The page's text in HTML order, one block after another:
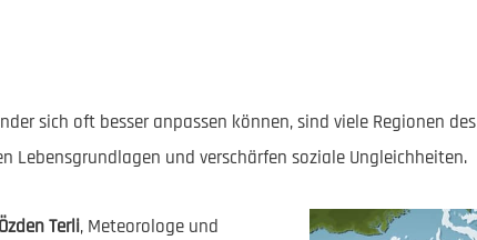
sich oft besser anpassen können, sind viele Regionen des
Lebensgrundlagen und verschärfen soziale Ungleichheiten.
Özden Terli, Meteorologe und